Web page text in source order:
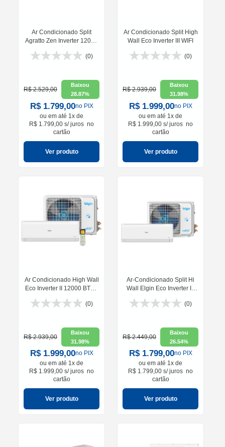
Ar Condicionado Split
Agratto Zen Inverter 12000
BTUs
(0)
R$ 2.529,00
Baixou
28.87%
R$ 1.799,00no PIX
ou em até 1x de
R$ 1.799,00 s/ juros no
cartão
Ver produto
Ar Condicionado Split High
Wall Eco Inverter III WIFI
(0)
R$ 2.939,00
Baixou
31.98%
R$ 1.999,00no PIX
ou em até 1x de
R$ 1.999,00 s/ juros no
cartão
Ver produto
Ar Condicionado High Wall
Eco Inverter II 12000 BTUs
Wifi 220V Elgin -
HJFC12C2WBCC(0)
R$ 2.939,00
Baixou
31.98%
R$ 1.999,00no PIX
ou em até 1x de
R$ 1.999,00 s/ juros no
cartão
Ver produto
Ar-Condicionado Split Hi
Wall Elgin Eco Inverter III
Wi-Fi 9.000 BTUs Frio 220V
(0)
R$ 2.449,00
Baixou
26.54%
R$ 1.799,00no PIX
ou em até 1x de
R$ 1.799,00 s/ juros no
cartão
Ver produto